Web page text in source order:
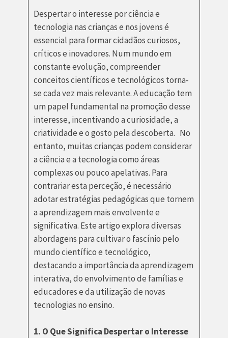
Despertar o interesse por ciência e
tecnologia nas crianças e nos jovens é
essencial para formar cidadãos curiosos,
críticos e inovadores. Num mundo em
constante evolução, compreender
conceitos científicos e tecnológicos torna-
se cada vez mais relevante. A educação tem
um papel fundamental na promoção desse
interesse, incentivando a curiosidade, a
criatividade e o gosto pela descoberta. No
entanto, muitas crianças podem considerar
a ciência e a tecnologia como áreas
complexas ou pouco apelativas. Para
contrariar esta perceção, é necessário
adotar estratégias pedagógicas que tornem
a aprendizagem mais envolvente e
significativa. Este artigo explora diversas
abordagens para cultivar o fascínio pelo
mundo científico e tecnológico,
destacando a importância da aprendizagem
interativa, do envolvimento de famílias e
educadores e da utilização de novas
tecnologias no ensino.
1. O Que Significa Despertar o Interesse